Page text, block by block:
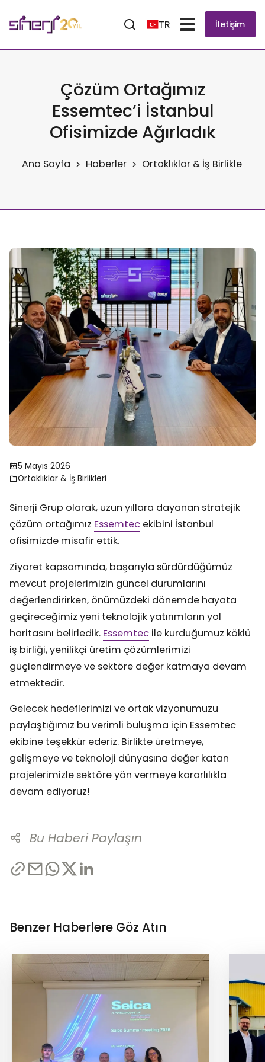
TR İletişim
Çözüm Ortağımız
Essemtec’i İstanbul
Ofisimizde Ağırladık
Ana Sayfa Haberler Ortaklıklar & İş Birlikleri
5 Mayıs 2026
Ortaklıklar & İş Birlikleri
Sinerji Grup olarak, uzun yıllara dayanan stratejik
çözüm ortağımız Essemtec ekibini İstanbul
ofisimizde misafir ettik.
Ziyaret kapsamında, başarıyla sürdürdüğümüz
mevcut projelerimizin güncel durumlarını
değerlendirirken, önümüzdeki dönemde hayata
geçireceğimiz yeni teknolojik yatırımların yol
haritasını belirledik. Essemtec ile kurduğumuz köklü
iş birliği, yenilikçi üretim çözümlerimizi
güçlendirmeye ve sektöre değer katmaya devam
etmektedir.
Gelecek hedeflerimizi ve ortak vizyonumuzu
paylaştığımız bu verimli buluşma için Essemtec
ekibine teşekkür ederiz. Birlikte üretmeye,
gelişmeye ve teknoloji dünyasına değer katan
projelerimizle sektöre yön vermeye kararlılıkla
devam ediyoruz!
Bu Haberi Paylaşın
Benzer Haberlere Göz Atın